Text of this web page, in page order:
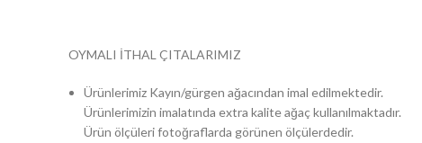
OYMALI İTHAL ÇITALARIMIZ
Ürünlerimiz Kayın/gürgen ağacından imal edilmektedir.
Ürünlerimizin imalatında extra kalite ağaç kullanılmaktadır.
Ürün ölçüleri fotoğraflarda görünen ölçülerdedir.